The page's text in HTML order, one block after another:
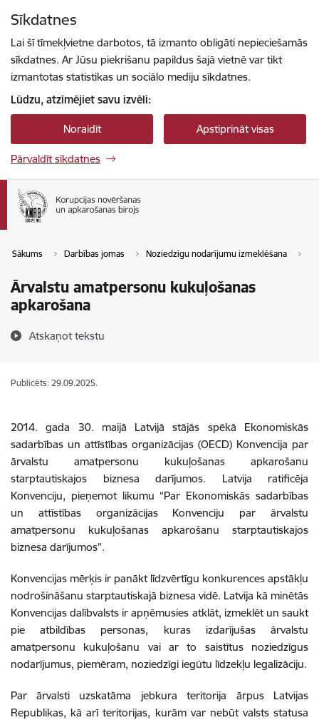
Sīkdatnes
Lai šī tīmekļvietne darbotos, tā izmanto obligāti nepieciešamās
sīkdatnes. Ar Jūsu piekrišanu papildus šajā vietnē var tikt
izmantotas statistikas un sociālo mediju sīkdatnes.
Lūdzu, atzīmējiet savu izvēli:
Noraidīt Apstiprināt visas
Pārvaldīt sīkdatnes
Sākums Darbības jomas Noziedzīgu nodarījumu izmeklēšana
Ārvalstu amatpersonu kukuļošanas
apkarošana
Atskaņot tekstu
Publicēts: 29.09.2025.
2014. gada 30. maijā Latvijā stājās spēkā Ekonomiskās
sadarbības un attīstības organizācijas (OECD) Konvencija par
ārvalstu amatpersonu kukuļošanas apkarošanu
starptautiskajos biznesa darījumos. Latvija ratificēja
Konvenciju, pieņemot likumu “Par Ekonomiskās sadarbības
un attīstības organizācijas Konvenciju par ārvalstu
amatpersonu kukuļošanas apkarošanu starptautiskajos
biznesa darījumos”.
Konvencijas mērķis ir panākt līdzvērtīgu konkurences apstākļu
nodrošināšanu starptautiskajā biznesa vidē. Latvija kā minētās
Konvencijas dalībvalsts ir apņēmusies atklāt, izmeklēt un saukt
pie atbildības personas, kuras izdarījušas ārvalstu
amatpersonu kukuļošanu vai ar to saistītus noziedzīgus
nodarījumus, piemēram, noziedzīgi iegūtu līdzekļu legalizāciju.
Par ārvalsti uzskatāma jebkura teritorija
ārpus Latvijas
Republikas, kā arī teritorijas, kurām var nebūt valsts statusa